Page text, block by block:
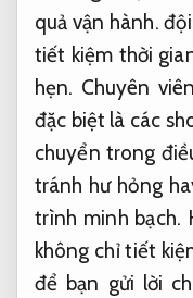
quả vận hành.
tiết kiệm thời
hẹn. Chuyên
đặc biệt là các
chuyển trong
tránh hư hỏng
trình minh bạch.
không chỉ tiết
để bạn gửi lời